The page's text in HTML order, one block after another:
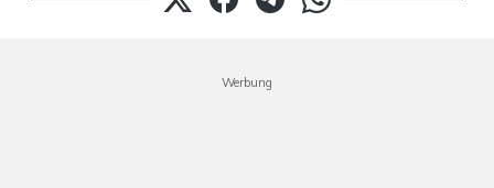
Werbung